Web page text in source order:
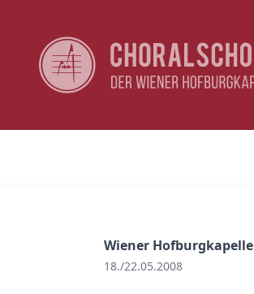
Wiener Hofburgkapelle
18./22.05.2008